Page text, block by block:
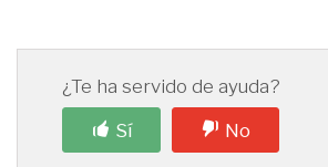
¿Te ha servido de ayuda?
Sí
No